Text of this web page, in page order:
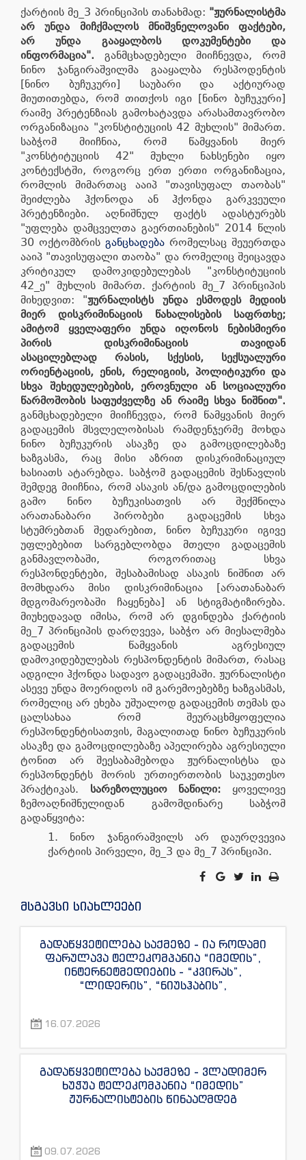
ქარტიის მე_3 პრინციპის თანახმად: "ჟურნალისტმა
არ უნდა მიჩქმალოს მნიშვნელოვანი ფაქტები,
არ უნდა გააყალბოს დოკუმენტები და
ინფორმაცია". განმცხადებელი მიიჩნევდა, რომ
ნინო ჯანგირაშვილმა გააყალბა რესპოდენტის
[ნინო ბუჩუკური] საუბარი და აქტიურად
მიუთითებდა, რომ თითქოს იგი [ნინო ბუჩუკური]
რაიმე პრეტენზიას გამოხატავდა არასამთავრობო
ორგანიზაცია "კონსტიტუციის 42 მუხლის" მიმართ.
საბჭომ მიიჩნია, რომ წამყვანის მიერ
"კონსტიტუციის 42" მუხლი ნახსენები იყო
კონტექსტში, როგორც ერთ ერთი ორგანიზაცია,
რომლის მიმართაც ააიპ "თავისუფალ თაობას"
შეიძლება ჰქონოდა ან ჰქონდა გარკვეული
პრეტენზიები. აღნიშნულ ფაქტს ადასტურებს
"უფლება დამცველთა გაერთიანების" 2014 წლის
30 ოქტომბრის განცხადება რომელსაც შეუერთდა
ააიპ "თავისუფალი თაობა" და რომელიც შეიცავდა
კრიტიკულ დამოკიდებულებას "კონსტიტუციის
42_ე" მუხლის მიმართ. ქარტიის მე_7 პრინციპის
მიხედვით: "ჟურნალისტს უნდა ესმოდეს მედიის
მიერ დისკრიმინაციის წახალისების საფრთხე;
ამიტომ ყველაფერი უნდა იღონოს ნებისმიერი
პირის დისკრიმინაციის თავიდან
ასაცილებლად რასის, სქესის, სექსუალური
ორიენტაციის, ენის, რელიგიის, პოლიტიკური და
სხვა შეხედულებების, ეროვნული ან სოციალური
წარმოშობის საფუძველზე ან რაიმე სხვა ნიშნით".
განმცხადებელი მიიჩნევდა, რომ წამყვანის მიერ
გადაცემის მსვლელობისას რამდენჯერმე მოხდა
ნინო ბუჩუკურის ასაკზე და გამოცდილებაზე
ხაზგასმა, რაც მისი აზრით დისკრიმინაციულ
ხასიათს ატარებდა. საბჭომ გადაცემის შესწავლის
შემდეგ მიიჩნია, რომ ასაკის ან/და გამოცდილების
გამო ნინო ბუჩუკისათვის არ შექმნილა
არათანაბარი პირობები გადაცემის სხვა
სტუმრებთან შედარებით, ნინო ბუჩუკური იგივე
უფლებებით სარგებლობდა მთელი გადაცემის
განმავლობაში, როგორითაც სხვა
რესპონდენტები, შესაბამისად ასაკის ნიშნით არ
მომხდარა მისი დისკრიმინაცია [არათანაბარ
მდგომარეობაში ჩაყენება] ან სტიგმატიზირება.
მიუხედავად იმისა, რომ არ დგინდება ქარტიის
მე_7 პრინციპის დარღვევა, საბჭო არ მიესალმება
გადაცემის წამყვანის აგრესიულ
დამოკიდებულებას რესპონდენტის მიმართ, რასაც
ადგილი ჰქონდა სადავო გადაცემაში. ჟურნალისტი
ასევე უნდა მოერიდოს იმ გარემოებებზე ხაზგასმას,
რომელიც არ ეხება უშუალოდ გადაცემის თემას და
ცალსახაა რომ შეურაცხმყოფელია
რესპონდენტისათვის, მაგალითად ნინო ბუჩუკურის
ასაკზე და გამოცდილებაზე აპელირება აგრესიული
ტონით არ შეესაბამებოდა ჟურნალისტსა და
რესპონდენტს შორის ურთიერთობის საუკეთესო
პრაქტიკას. სარეზოლუციო ნაწილი: ყოველივე
ზემოაღნიშნულიდან გამომდინარე საბჭომ
გადაწყვიტა:
ნინო ჯანგირაშვილს არ დაურღვევია
ქარტიის პირველი, მე_3 და მე_7 პრინციპი.
მსგავსი სიახლეები
გადაწყვეტილება საქმეზე - ია როდამი
ფარულავა ტელეკომპანია “იმედის”,
ინტერნეტმედიების - “კვირას”,
“ლიდერის”, “ნიუსჰაბის”,
“ექსკლუზივტივის” ჟურნალისტების
16.07.2026
გადაწყვეტილება საქმეზე - ვლადიმერ
ხუჭუა ტელეკომპანია “იმედის”
ჟურნალისტების წინააღმდეგ
09.07.2026